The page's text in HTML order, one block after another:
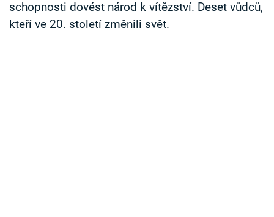
schopnosti dovést národ k vítězství. Deset vůdců,
kteří ve 20. století změnili svět.